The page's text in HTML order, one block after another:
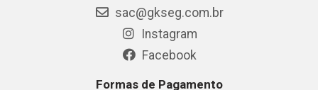
sac@gkseg.com.br
Instagram
Facebook
Formas de Pagamento